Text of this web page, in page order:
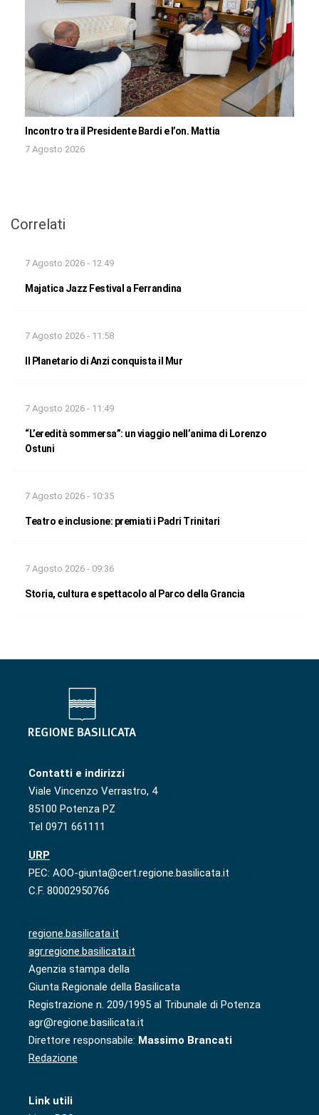
Incontro tra il Presidente Bardi e l’on. Mattia
7 Agosto 2026
Correlati
7 Agosto 2026 - 12:49
Majatica Jazz Festival a Ferrandina
7 Agosto 2026 - 11:58
Il Planetario di Anzi conquista il Mur
7 Agosto 2026 - 11:49
“L’eredità sommersa”: un viaggio nell’anima di Lorenzo
Ostuni
7 Agosto 2026 - 10:35
Teatro e inclusione: premiati i Padri Trinitari
7 Agosto 2026 - 09:36
Storia, cultura e spettacolo al Parco della Grancia
Contatti e indirizzi
Viale Vincenzo Verrastro, 4
85100 Potenza PZ
Tel 0971 661111
URP
PEC: AOO-giunta@cert.regione.basilicata.it
C.F. 80002950766
regione.basilicata.it
agr.regione.basilicata.it
Agenzia stampa della
Giunta Regionale della Basilicata
Registrazione n. 209/1995 al Tribunale di Potenza
agr@regione.basilicata.it
Direttore responsabile: Massimo Brancati
Redazione
Link utili